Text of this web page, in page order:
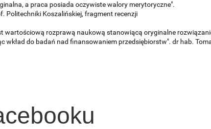
a praca posiada oczywiste walory merytoryczne".
Politechniki Koszalińskiej, fragment recenzji
wartościową rozprawą naukową stanowiącą oryginalne
wkład do badań nad finansowaniem przedsiębiorstw". dr hab.